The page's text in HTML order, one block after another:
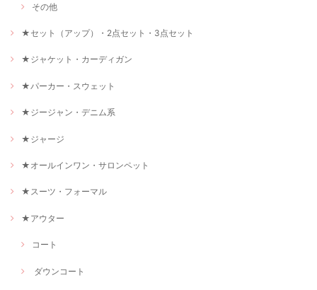
その他
★セット（アップ）・2点セット・3点セット
★ジャケット・カーディガン
★パーカー・スウェット
★ジージャン・デニム系
★ジャージ
★オールインワン・サロンペット
★スーツ・フォーマル
★アウター
コート
ダウンコート